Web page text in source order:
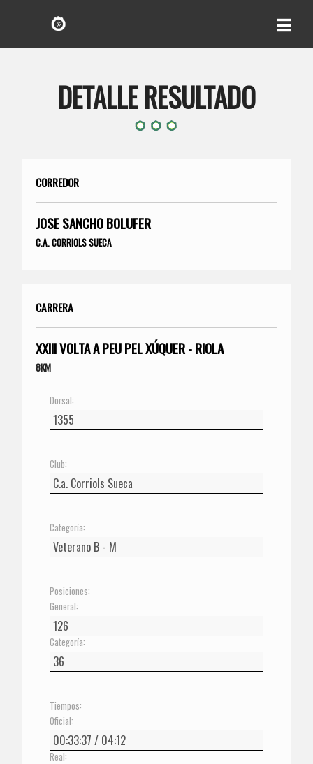
DETALLE RESULTADO
CORREDOR
JOSE SANCHO BOLUFER
C.A. CORRIOLS SUECA
CARRERA
XXIII VOLTA A PEU PEL XÚQUER - RIOLA
8KM
Dorsal:
Club:
Categoría:
Posiciones:
General:
Categoría:
Tiempos:
Oficial:
Real: